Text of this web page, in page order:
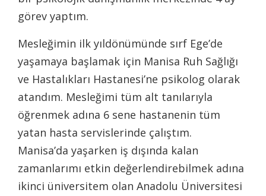
görev yaptım.
Mesleğimin ilk yıldönümünde sırf Ege’de
yaşamaya başlamak için Manisa Ruh Sağlığı
ve Hastalıkları Hastanesi’ne psikolog olarak
atandım. Mesleğimi tüm alt tanılarıyla
öğrenmek adına 6 sene hastanenin tüm
yatan hasta servislerinde çalıştım.
Manisa’da yaşarken iş dışında kalan
zamanlarımı etkin değerlendirebilmek adına
ikinci üniversitem olan Anadolu Üniversitesi